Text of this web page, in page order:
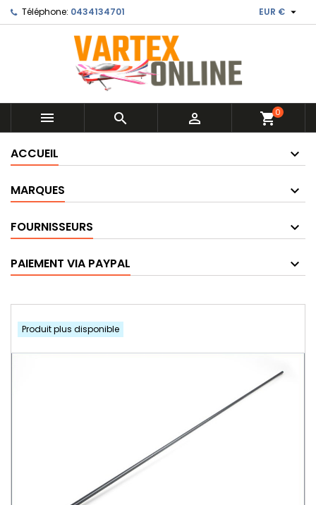
Téléphone: 0434134701 EUR € 
   shopping_cart0
ACCUEIL
MARQUES
FOURNISSEURS
PAIEMENT VIA PAYPAL
Produit plus disponible